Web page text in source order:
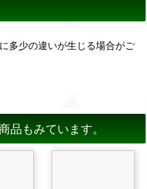
多少の違いが生じる場合がご
品もみています。